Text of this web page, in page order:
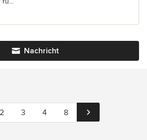
Nachricht
2 3 4 8